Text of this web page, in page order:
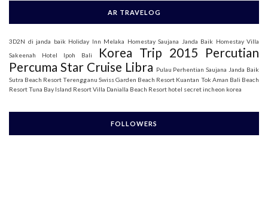
AR TRAVELOG
3D2N di janda baik Holiday Inn Melaka Homestay Saujana Janda Baik Homestay Villa
Sakeenah
Hotel Ipoh Bali Korea Trip 2015 Percutian
Percuma Star Cruise Libra Pulau Perhentian Saujana Janda Baik
Sutra Beach Resort Terengganu Swiss Garden Beach Resort Kuantan Tok Aman Bali Beach
ResortTuna Bay Island ResortVilla Danialla Beach Resort hotel secret incheon korea
FOLLOWERS